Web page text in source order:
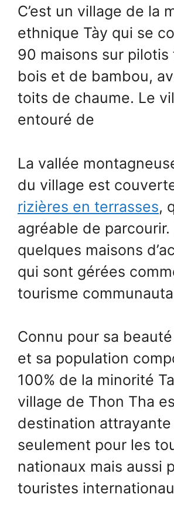
C’est un village de la
ethnique Tày qui se
90 maisons sur pilotis
bois et de bambou,
toits de chaume. Le
entouré de
La vallée
du village est
rizières en terrasses,
agréable de parcourir.
quelques maisons
qui sont gérées
tourisme
Connu pour sa
et sa population
100% de la minorité
village de Thon Tha
destination attrayante
seulement pour les
nationaux mais aussi
touristes